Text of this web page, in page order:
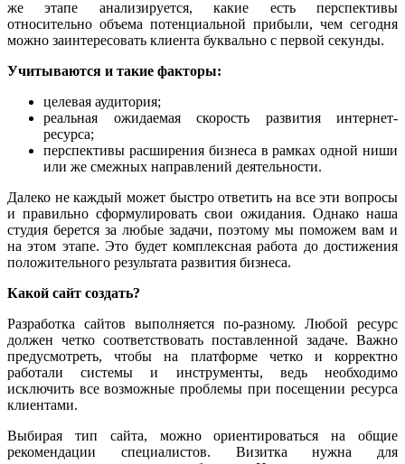
же этапе анализируется, какие есть перспективы
относительно объема потенциальной прибыли, чем сегодня
можно заинтересовать клиента буквально с первой секунды.
Учитываются и такие факторы:
целевая аудитория;
реальная ожидаемая скорость развития интернет-
ресурса;
перспективы расширения бизнеса в рамках одной ниши
или же смежных направлений деятельности.
Далеко не каждый может быстро ответить на все эти вопросы
и правильно сформулировать свои ожидания. Однако наша
студия берется за любые задачи, поэтому мы поможем вам и
на этом этапе. Это будет комплексная работа до достижения
положительного результата развития бизнеса.
Какой сайт создать?
Разработка сайтов выполняется по-разному. Любой ресурс
должен четко соответствовать поставленной задаче. Важно
предусмотреть, чтобы на платформе четко и корректно
работали системы и инструменты, ведь необходимо
исключить все возможные проблемы при посещении ресурса
клиентами.
Выбирая тип сайта, можно ориентироваться на общие
рекомендации специалистов. Визитка нужна для